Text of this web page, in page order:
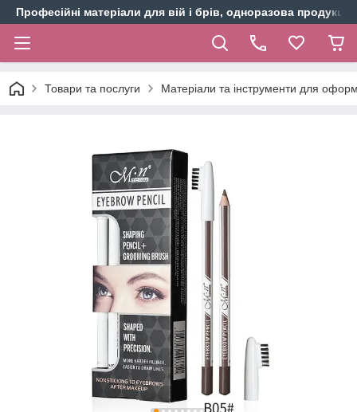
Професійні матеріали для вій і брів, одноразова продукція
Товари та послуги Матеріали та інструменти для